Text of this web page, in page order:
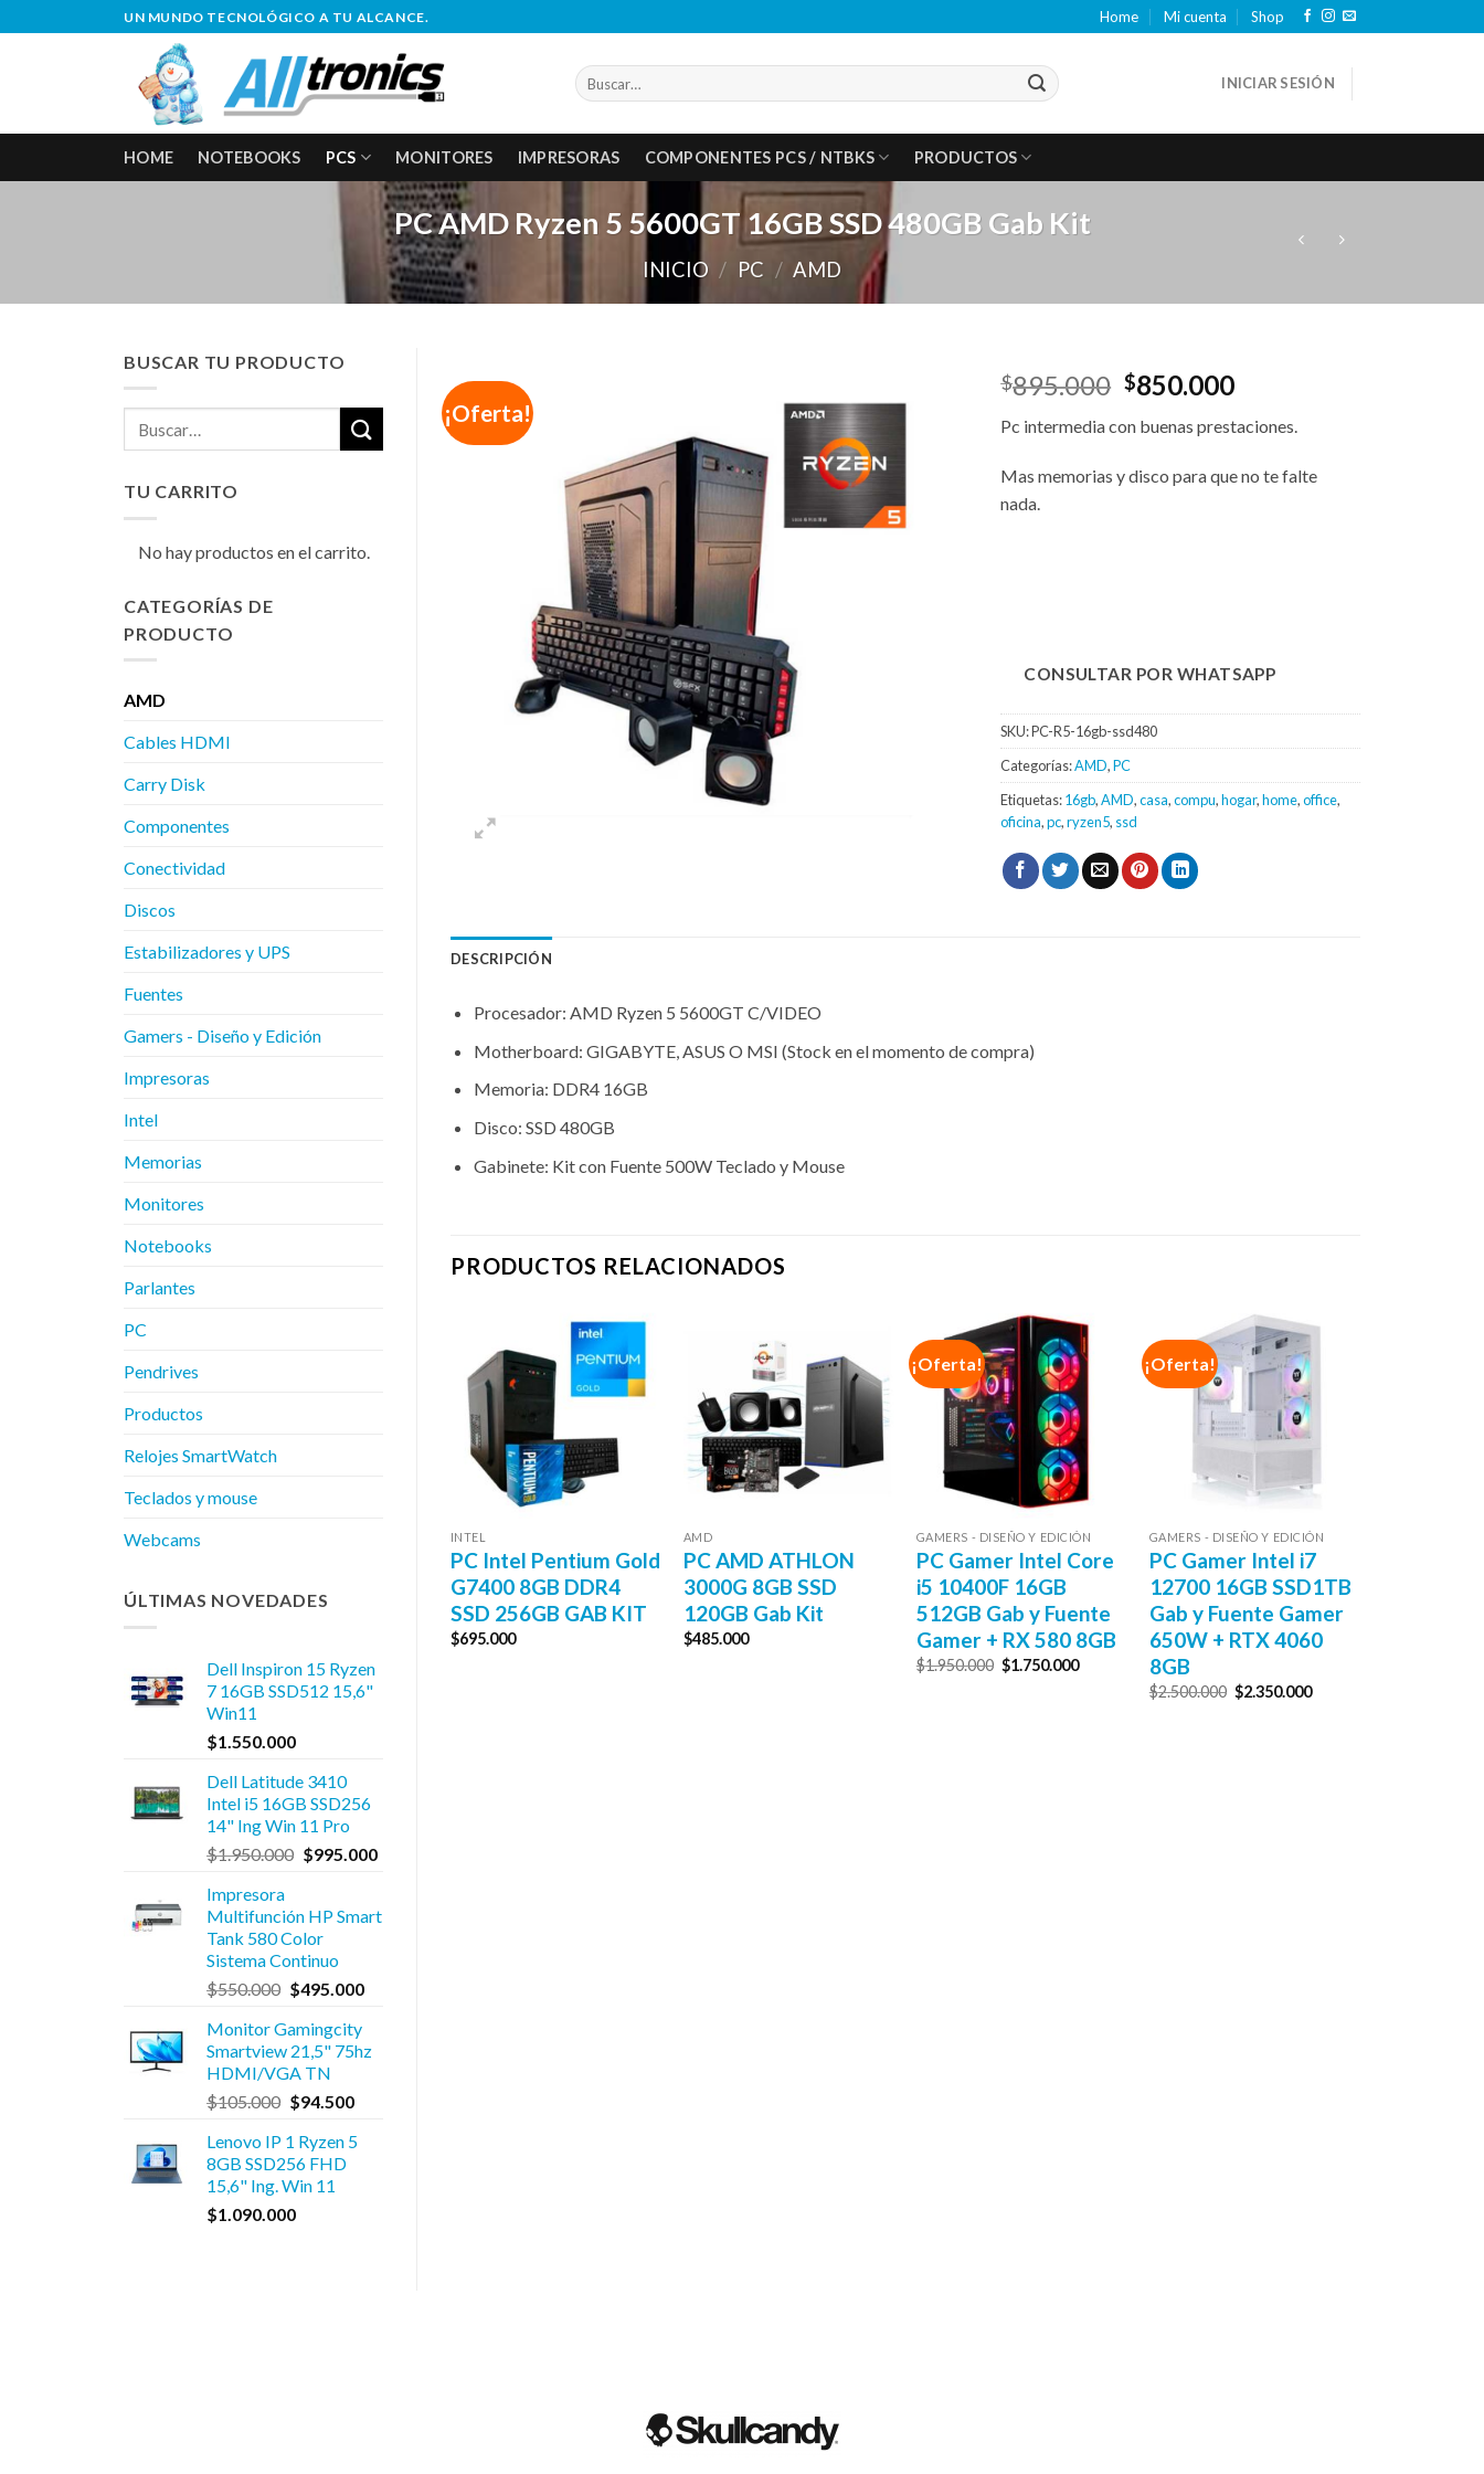
al
UN MUNDO TECNOLÓGICO A TU ALCANCE. Home Mi cuenta Shop
Buscar
por:
INICIAR SESIÓN
HOME NOTEBOOKS PCS MONITORES IMPRESORAS COMPONENTES PCS / NTBKS PRODUCTOS
PC AMD Ryzen 5 5600GT 16GB SSD 480GB Gab Kit
INICIO / PC / AMD
BUSCAR TU PRODUCTO
TU CARRITO
No hay productos en el carrito.
CATEGORÍAS DE
PRODUCTO
AMD
Cables HDMI
Carry Disk
Componentes
Conectividad
Discos
Estabilizadores y UPS
Fuentes
Gamers - Diseño y Edición
Impresoras
Intel
Memorias
Monitores
Notebooks
Parlantes
PC
Pendrives
Productos
Relojes SmartWatch
Teclados y mouse
Webcams
ÚLTIMAS NOVEDADES
Dell Inspiron 15 Ryzen
7 16GB SSD512 15,6"
Win11
$1.550.000
Dell Latitude 3410
Intel i5 16GB SSD256
14" Ing Win 11 Pro
$1.950.000 El
era:
$1.950.000.
$995.000El
es:
Impresora
Multifunción HP Smart
Tank 580 Color
Sistema Continuo
$550.000 El
original
era:
$550.000.
$495.000El
es:
Monitor Gamingcity
Smartview 21,5" 75hz
HDMI/VGA TN
$105.000 El
original
era:
$105.000.
$94.500El
actual
Lenovo IP 1 Ryzen 5
8GB SSD256 FHD
15,6" Ing. Win 11
$1.090.000
¡Oferta!
$895.000 El
original
era:
$895.000.
$850.000El
actual
es:
$850.000.
Pc intermedia con buenas prestaciones.
Mas memorias y disco para que no te falte
nada.
CONSULTAR POR WHATSAPP
SKU:PC-R5-16gb-ssd480
Categorías:AMD,PC
Etiquetas:16gb,AMD,casa,compu,hogar,home,office,
oficina,pc,ryzen5, ssd
DESCRIPCIÓN
Procesador: AMD Ryzen 5 5600GT C/VIDEO
Motherboard: GIGABYTE, ASUS O MSI (Stock en el momento de compra)
Memoria: DDR4 16GB
Disco: SSD 480GB
Gabinete: Kit con Fuente 500W Teclado y Mouse
PRODUCTOS RELACIONADOS
INTEL
PC Intel Pentium Gold
G7400 8GB DDR4
SSD 256GB GAB KIT
$695.000
AMD
PC AMD ATHLON
3000G 8GB SSD
120GB Gab Kit
$485.000
¡Oferta!
GAMERS - DISEÑO Y EDICIÓN
PC Gamer Intel Core
i5 10400F 16GB
512GB Gab y Fuente
Gamer + RX 580 8GB
$1.950.000 El
precio
$1.750.000El
¡Oferta!
GAMERS - DISEÑO Y EDICIÓN
PC Gamer Intel i7
12700 16GB SSD1TB
Gab y Fuente Gamer
650W + RTX 4060
8GB
$2.500.000 El
precio
$2.350.000El
8GB DDR4
240GB GAB KIT
SSD 512GB Kit Gab